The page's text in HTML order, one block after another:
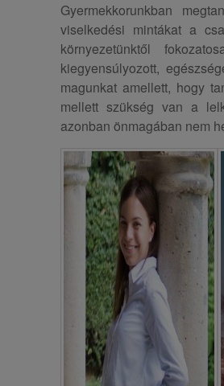
Gyermekkorunkban
viselkedési mintákat a
környezetünktől
kiegyensúlyozott,
magunkat amellett, hogy
mellett szükség van a
azonban önmagában nem